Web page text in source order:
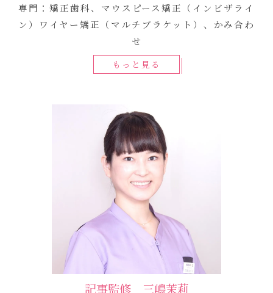
専門：矯正歯科、マウスピース矯正（インビザライ
ン）ワイヤー矯正（マルチブラケット）、かみ合わ
せ
もっと見る
記事監修 三嶋茉莉